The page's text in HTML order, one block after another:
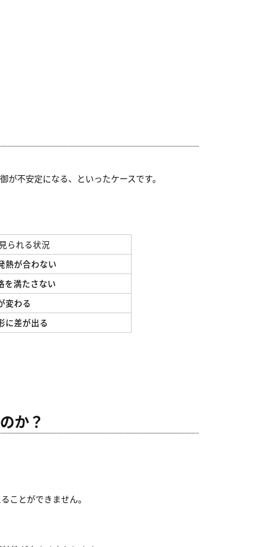
不安定になる、といったケースです。
られる状況
熱が合わない
を満たさない
変わる
に差が出る
か？
ことができません。